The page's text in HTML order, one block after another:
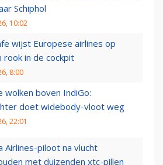
Schiphol
10:02
wijst Europese airlines op
rook in de cockpit
8:00
wolken boven IndiGo:
doet widebody-vloot weg
22:01
Airlines-piloot na vlucht
met duizenden xtc-pillen